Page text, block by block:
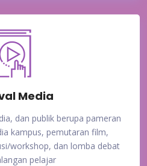
Media
dan publik berupa pameran
kampus, pemutaran film,
workshop, dan lomba debat
pelajar